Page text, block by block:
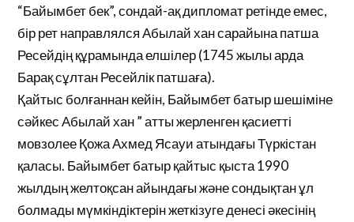
“Байымбет бек”, сондай-ақ дипломат ретінде емес,
бір рет направлялся Абылай хан сарайына патша
Ресейдің құрамында елшілер (1745 жылы арда
Барақ сұлтан Ресейлік патшаға).
Қайтыс болғаннан кейін, Байымбет батыр шешіміне
сәйкес Абылай хан ” атты жерленген қасиетті
мовзолее Қожа Ахмед Ясауи атындағы Түркістан
қаласы. Байымбет батыр қайтыс қыста 1990
жылдың желтоқсан айындағы және сондықтан ұл
болмады мүмкіндіктерін жеткізуге денесі әкесінің